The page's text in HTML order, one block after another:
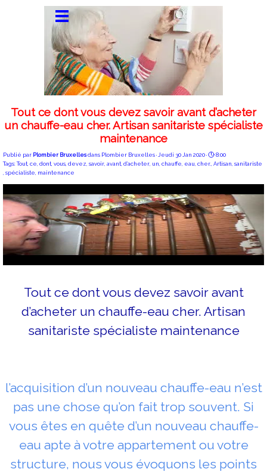
Tout ce dont vous devez savoir avant d’acheter
un chauffe-eau cher. Artisan sanitariste spécialiste
maintenance
Publié par Plombier Bruxellesdans Plombier Bruxelles· Jeudi 30 Jan 2020 ·
8:00
Tags:Tout ce dont vous devez savoir avant d’acheter un chauffe eau cher. Artisan sanitariste
spécialiste maintenance
Tout ce dont vous devez savoir avant
d’acheter un chauffe-eau cher. Artisan
sanitariste spécialiste maintenance
l’acquisition d’un nouveau chauffe-eau n’est
pas une chose qu’on fait trop souvent. Si
vous êtes en quête d’un nouveau chauffe-
eau apte à votre appartement ou votre
structure, nous vous évoquons les points